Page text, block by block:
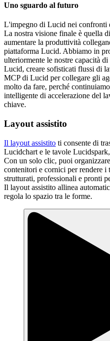
Uno sguardo al futuro
L'impegno di Lucid nei confronti
La nostra visione finale è quella
aumentare la produttività
piattaforma Lucid. Abbiamo in
ulteriormente le nostre capacità
Lucid, creare sofisticati flussi di
MCP di Lucid per collegare gli
molto da fare, perché
intelligente di accelerazione del
chiave.
Layout assistito
Il layout assistito ti consente di
Lucidchart e le tavole
Con un solo clic, puoi
contenitori e cornici per rendere
strutturati, professionali e pronti
Il layout assistito allinea
regola lo spazio tra le forme.